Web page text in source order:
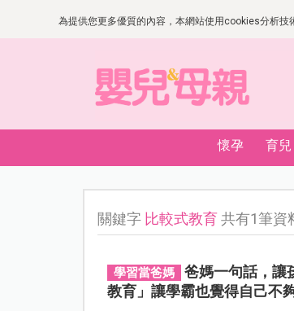
為提供您更多優質的內容，本網站使用cookies分析
懷孕 育兒
關鍵字 比較式教育共有1筆資
學習當爸媽
爸媽一句話，讓
教育」讓學霸也覺得自己不